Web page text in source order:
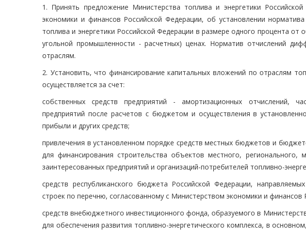
1. Принять предложение Министерства топлива и энергетики
экономики и финансов Российской Федерации, об установлении
топлива и энергетики Российской Федерации в размере одного процента от
угольной промышленности - расчетных) ценах. Норматив отчислений
отраслям.
2. Установить, что финансирование капитальных вложений по отраслям
осуществляется за счет:
собственных средств предприятий - амортизационных отчислений,
предприятий после расчетов с бюджетом и осуществления в
прибыли и других средств;
привлечения в установленном порядке средств местных бюджетов и
для финансирования строительства объектов местного, регионального,
заинтересованных предприятий и организаций-потребителей топливно-
средств республиканского бюджета Российской Федерации,
строек по перечню, согласованному с Министерством экономики и финансов
средств внебюджетного инвестиционного фонда, образуемого в
для обеспечения развития топливно-энергетического комплекса, в